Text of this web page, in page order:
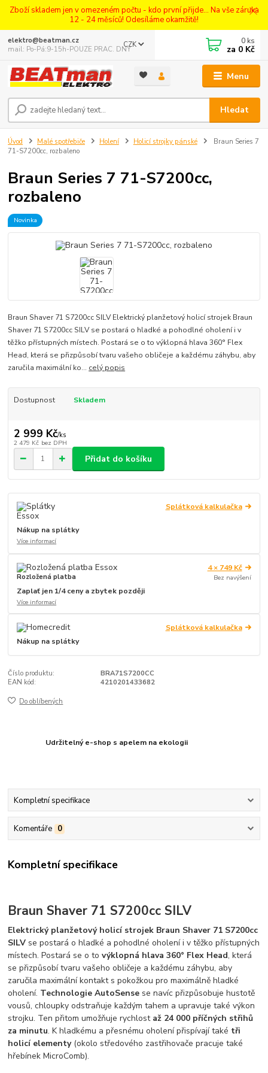
Zboží skladem jen v omezeném počtu - kdo první přijde... Na vše záruka
12 - 24 měsíců! Odesíláme okamžitě!
Menu
CZK
Hledat
elektro@beatman.cz
mail: Po-Pá:9-15h-POUZE PRAC. DNY
0 ks
za 0 Kč
Úvod Malé spotřebiče Holení Holicí strojky pánské
Braun Series 7
71-S7200cc, rozbaleno
Braun Series 7 71-S7200cc,
rozbaleno
Novinka
Braun Shaver 71 S7200cc SILV Elektrický planžetový holicí strojek Braun
Shaver 71 S7200cc SILV se postará o hladké a pohodlné oholení i v
těžko přístupných místech. Postará se o to výklopná hlava 360° Flex
Head, která se přizpůsobí tvaru vašeho obličeje a každému záhybu, aby
zaručila maximální ko... celý popis
Dostupnost Skladem
2 999 Kč/ks
2 479 Kč bez DPH
Přidat do košíku
Splátková kalkulačka
Nákup na splátky
Více informací
Rozložená platba
4 × 749 Kč
Bez navýšení
Zaplať jen 1/4 ceny a zbytek později
Více informací
Splátková kalkulačka
Nákup na splátky
Číslo produktu:
BRA71S7200CC
EAN kód:
4210201433682
Do oblíbených
Udržitelný e-shop s apelem na ekologii
Kompletní specifikace
Komentáře 0
Kompletní specifikace
Braun Shaver 71S7200cc SILV
Elektrický planžetový holicí strojek Braun Shaver 71 S7200cc
SILV se postará o hladké a pohodlné oholení i v těžko přístupných
místech. Postará se o tovýklopná hlava 360° Flex Head, která
se přizpůsobí tvaru vašeho obličeje a každému záhybu, aby
zaručila maximální kontakt s pokožkou pro maximálně hladké
oholení. Technologie AutoSense se navíc přizpůsobuje hustotě
vousů, chloupky odstraňuje každým tahem a upravuje také výkon
strojku. Ten přitom umožňuje rychlost až 24 000 příčných střihů
za minutu. K hladkému a přesnému oholení přispívají také tři
holicí elementy(okolo středového zastřihovače pracuje také
hřebínek MicroComb).